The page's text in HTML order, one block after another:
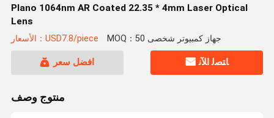
Plano 1064nm AR Coated 22.35 * 4mm Laser Optical
Lens
الأسعار：USD7.8/piece MOQ：50 جهاز كمبيوتر شخصى
افضل سعر ﺎﺘﺼﻟ ﺍﻶﻧ
منتوج وصف